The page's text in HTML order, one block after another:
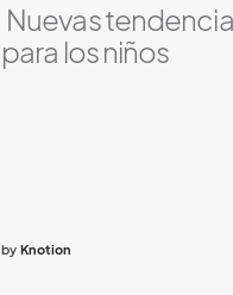
Nuevas
para los niños
by Knotion